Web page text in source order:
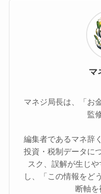
マ
マネジ局長は、「お
監
編集者であるマネ辞
投資・税制データに
スク、誤解が生じ
し、「この情報をど
断軸を